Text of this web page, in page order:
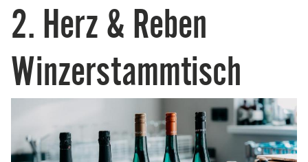
2. Herz & Reben
Winzerstammtisch